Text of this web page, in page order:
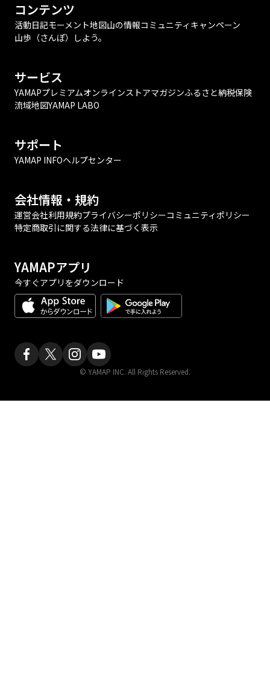
コンテンツ
活動日記モーメント地図山の情報コミュニティ キャンペーン
山歩（さんぽ）しよう。
サービス
YAMAPプレミアムオンラインストアマガジンふるさと納税保険
流域地図YAMAP LABO
サポート
YAMAP INFOヘルプセンター
会社情報・規約
運営会社利用規約プライバシーポリシーコミュニティポリシー
特定商取引に関する法律に基づく表示
YAMAPアプリ
今すぐアプリをダウンロード
© YAMAP INC. All Rights Reserved.